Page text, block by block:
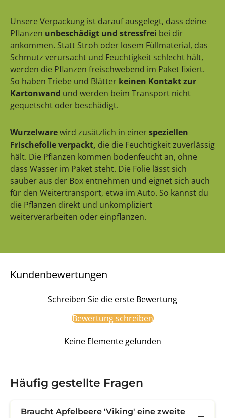
Unsere Verpackung ist darauf ausgelegt, dass deine
Pflanzen unbeschädigt und stressfrei bei dir
ankommen. Statt Stroh oder losem Füllmaterial, das
Schmutz verursacht und Feuchtigkeit schlecht hält,
werden die Pflanzen freischwebend im Paket fixiert.
So haben Triebe und Blätter keinen Kontakt zur
Kartonwand und werden beim Transport nicht
gequetscht oder beschädigt.
Wurzelwarewird zusätzlich in einerspeziellen
Frischefolie verpackt, die die Feuchtigkeit zuverlässig
hält. Die Pflanzen kommen bodenfeucht an, ohne
dass Wasser im Paket steht. Die Folie lässt sich
sauber aus der Box entnehmen und eignet sich auch
für den Weitertransport, etwa im Auto. So kannst du
die Pflanzen direkt und unkompliziert
weiterverarbeiten oder einpflanzen.
Kundenbewertungen
Schreiben Sie die erste Bewertung
Bewertung schreiben
Keine Elemente gefunden
Häufig gestellte Fragen
Braucht Apfelbeere 'Viking' eine zweite